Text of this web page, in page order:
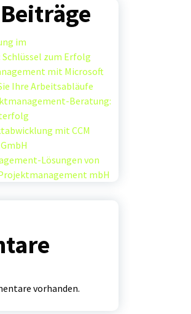
im
zum Erfolg
mit Microsoft
Ihre Arbeitsabläufe
Beratung:
mit CCM
Lösungen von
mbH
vorhanden.